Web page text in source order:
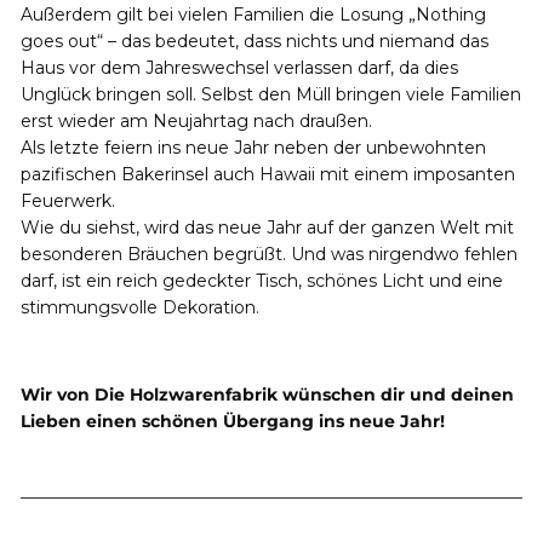
Außerdem gilt bei vielen Familien die Losung „Nothing
goes out“ – das bedeutet, dass nichts und niemand das
Haus vor dem Jahreswechsel verlassen darf, da dies
Unglück bringen soll. Selbst den Müll bringen viele Familien
erst wieder am Neujahrtag nach draußen.
Als letzte feiern ins neue Jahr neben der unbewohnten
pazifischen Bakerinsel auch Hawaii mit einem imposanten
Feuerwerk.
Wie du siehst, wird das neue Jahr auf der ganzen Welt mit
besonderen Bräuchen begrüßt. Und was nirgendwo fehlen
darf, ist ein reich gedeckter Tisch, schönes Licht und eine
stimmungsvolle Dekoration.
Wir von Die Holzwarenfabrik wünschen dir und deinen
Lieben einen schönen Übergang ins neue Jahr!